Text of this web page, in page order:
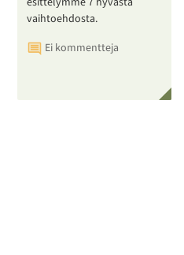
vaihtoehdosta.
Ei kommentteja